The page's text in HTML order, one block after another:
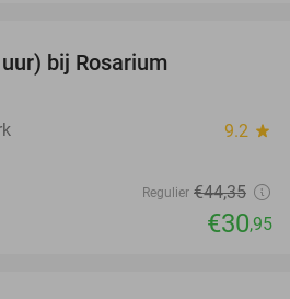
bij Rosarium
9.2 star
Regulier €44,35
€30,95